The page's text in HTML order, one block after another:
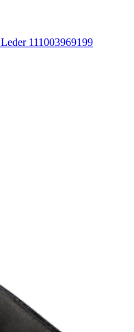
111003969199